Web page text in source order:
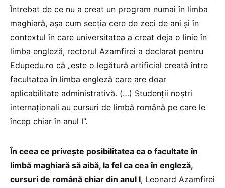
Întrebat de ce nu a creat un program numai în limba
maghiară, așa cum secția cere de zeci de ani și în
contextul în care universitatea a creat deja o linie în
limba engleză, rectorul Azamfirei a declarat pentru
Edupedu.ro că „este o legătură artificial creată între
facultatea în limba engleză care are doar
aplicabilitate administrativă. (…) Studenții noștri
internaționali au cursuri de limbă română pe care le
încep chiar în anul I”.
În ceea ce privește posibilitatea ca o facultate în
limbă maghiară să aibă, la fel ca cea în engleză,
cursuri de română chiar din anul I, Leonard Azamfirei